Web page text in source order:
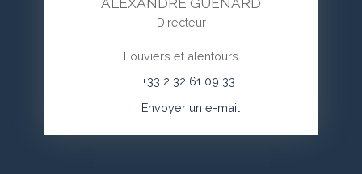
Directeur
Louviers et alentours
+33 2 32 61 09 33
Envoyer un e-mail